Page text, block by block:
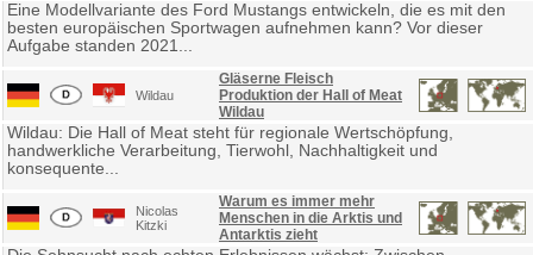
Eine Modellvariante des Ford Mustangs entwickeln, die es mit den
besten europäischen Sportwagen aufnehmen kann? Vor dieser
Aufgabe standen 2021...
Wildau
Gläserne Fleisch
Produktion der Hall of Meat
Wildau
Wildau: Die Hall of Meat steht für regionale Wertschöpfung,
handwerkliche Verarbeitung, Tierwohl, Nachhaltigkeit und
konsequente...
Nicolas
Kitzki
Warum es immer mehr
Menschen in die Arktis und
Antarktis zieht